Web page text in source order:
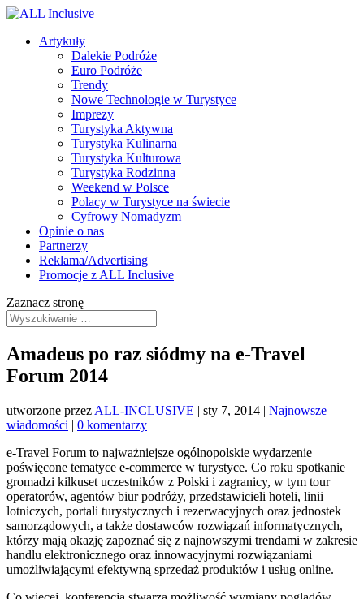
Artykuły
Dalekie Podróże
Euro Podróże
Trendy
Nowe Technologie w Turystyce
Imprezy
Turystyka Aktywna
Turystyka Kulinarna
Turystyka Kulturowa
Turystyka Rodzinna
Weekend w Polsce
Polacy w Turystyce na świecie
Cyfrowy Nomadyzm
Opinie o nas
Partnerzy
Reklama/Advertising
Promocje z ALL Inclusive
Zaznacz stronę
Amadeus po raz siódmy na e-Travel
Forum 2014
utworzone przez ALL-INCLUSIVE | sty 7, 2014 | Najnowsze
wiadomości | 0 komentarzy
e-Travel Forum to najważniejsze ogólnopolskie wydarzenie
poświęcone tematyce e-commerce w turystyce. Co roku spotkanie
gromadzi kilkuset uczestników z Polski i zagranicy, w tym tour
operatorów, agentów biur podróży, przedstawicieli hoteli, linii
lotniczych, portali turystycznych i rezerwacyjnych oraz jednostek
samorządowych, a także dostawców rozwiązań informatycznych,
którzy mają okazję zapoznać się z najnowszymi trendami w zakresie
handlu elektronicznego oraz innowacyjnymi rozwiązaniami
umożliwiającymi efektywną sprzedaż produktów i usług online.